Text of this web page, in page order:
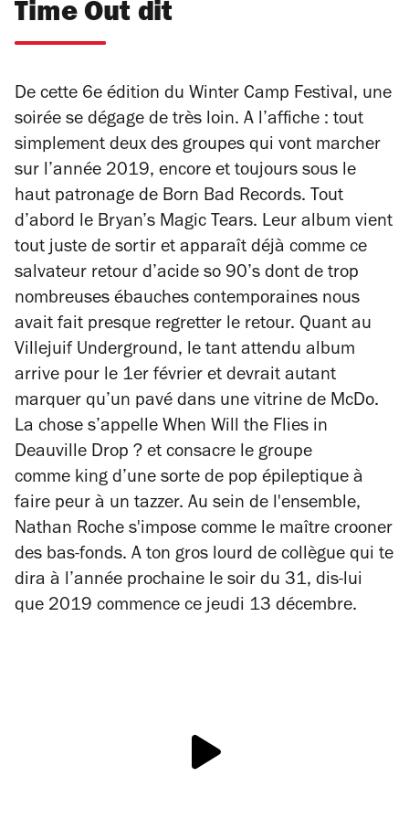
Time Out dit
De cette 6e édition du Winter Camp Festival, une
soirée se dégage de très loin. A l’affiche : tout
simplement deux des groupes qui vont marcher
sur l’année 2019, encore et toujours sous le
haut patronage de Born Bad Records. Tout
d’abord le Bryan’s Magic Tears. Leur album vient
tout juste de sortir et apparaît déjà comme ce
salvateur retour d’acide so 90’s dont de trop
nombreuses ébauches contemporaines nous
avait fait presque regretter le retour. Quant au
Villejuif Underground, le tant attendu album
arrive pour le 1er février et devrait autant
marquer qu’un pavé dans une vitrine de McDo.
La chose s’appelle When Will the Flies in
Deauville Drop ? et consacre le groupe
comme king d’une sorte de pop épileptique à
faire peur à un tazzer. Au sein de l'ensemble,
Nathan Roche s'impose comme le maître crooner
des bas-fonds. A ton gros lourd de collègue qui te
dira à l’année prochaine le soir du 31, dis-lui
que 2019 commence ce jeudi 13 décembre.